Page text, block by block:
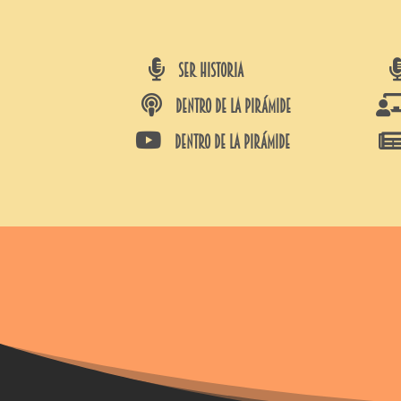
 SER HISTORIA
 DENTRO DE LA PIRÁMIDE
 DENTRO DE LA PIRÁMIDE